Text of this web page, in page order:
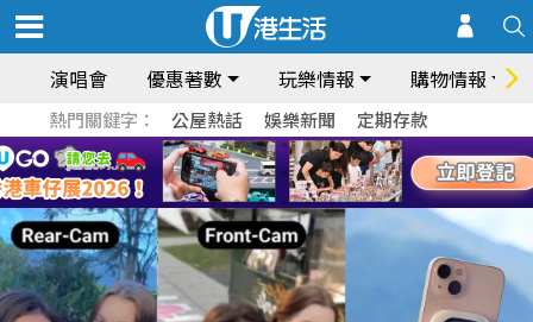
演唱會 優惠著數 玩樂情報 購物情報
熱門關鍵字： 公屋熱話 娛樂新聞 定期存款